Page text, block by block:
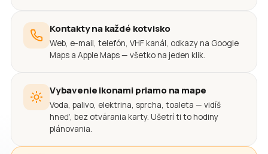
Kontakty na každé kotvisko
Web, e-mail, telefón, VHF kanál, odkazy na Google
Maps a Apple Maps — všetko na jeden klik.
Vybavenie ikonami priamo na mape
Voda, palivo, elektrina, sprcha, toaleta — vidíš
hneď, bez otvárania karty. Ušetrí ti to hodiny
plánovania.